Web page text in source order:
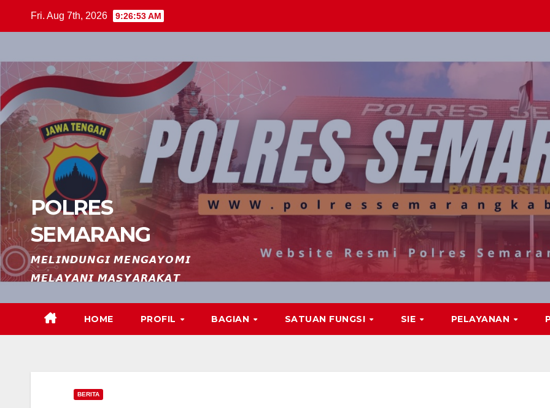
Fri. Aug 7th, 2026 9:26:54 AM
POLRES
SEMARANG
𝙈𝙀𝙇𝙄𝙉𝘿𝙐𝙉𝙂𝙄 𝙈𝙀𝙉𝙂𝘼𝙔𝙊𝙈𝙄
𝙈𝙀𝙇𝘼𝙔𝘼𝙉𝙄 𝙈𝘼𝙎𝙔𝘼𝙍𝘼𝙆𝘼𝙏
HOME PROFIL BAGIAN SATUAN FUNGSI SIE PELAYANAN
BERITA